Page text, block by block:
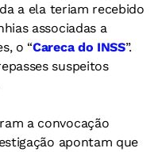
a ela teriam recebido
associadas a
o “Careca do INSS”.
suspeitos
a convocação
apontam que